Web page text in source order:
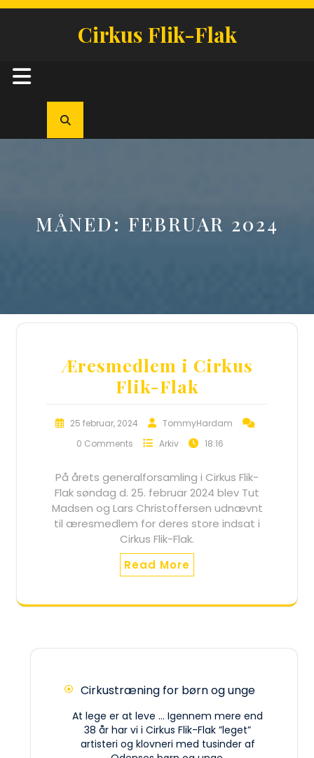
Skip
Cirkus Flik-Flak
Open
Button
MÅNED: FEBRUAR 2024
Æresmedlem i Cirkus
Flik-Flak
25 februar, 2024
TommyHardam
0 Comments
Arkiv 18:16
På årets generalforsamling i Cirkus Flik-
Flak søndag d. 25. februar 2024 blev Tut
Madsen og Lars Christoffersen udnævnt
til æresmedlem for deres store indsat i
Cirkus Flik-Flak.
Read More
Cirkustræning for børn og unge
At lege er at leve ... Igennem mere end
38 år har vi i Cirkus Flik-Flak ”leget”
artisteri og klovneri med tusinder af